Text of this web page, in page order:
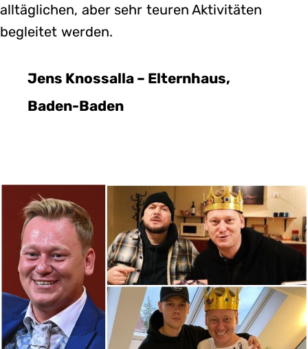
alltäglichen, aber sehr teuren Aktivitäten
begleitet werden.
Jens Knossalla – Elternhaus,
Baden-Baden